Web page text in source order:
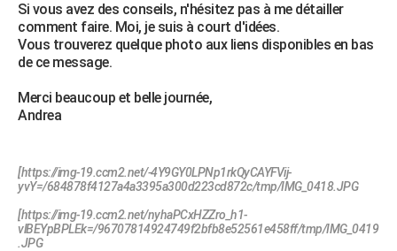
Bricolage
Lifestyle
Culture
Sport
Auto
Television
Voyage
Cinema
Si vous avez des conseils, n'hésitez pas à me détailler
comment faire. Moi, je suis à court d'idées.
Vous trouverez quelque photo aux liens disponibles en bas
de ce message.
Merci beaucoup et belle journée,
Andrea
[https://img-19.ccm2.net/-4Y9GY0LPNp1rkQyCAYFVij-
yvY=/684878f4127a4a3395a300d223cd872c/tmp/IMG_0418.JPG
[https://img-19.ccm2.net/nyhaPCxHZZro_h1-
vlBEYpBPLEk=/96707814924749f2bfb8e52561e458ff/tmp/IMG_0419
.JPG